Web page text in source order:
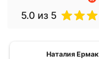
5.0 из 5
Наталия Ермак